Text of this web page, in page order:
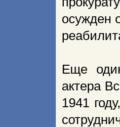
осужден
Еще
актера
1941